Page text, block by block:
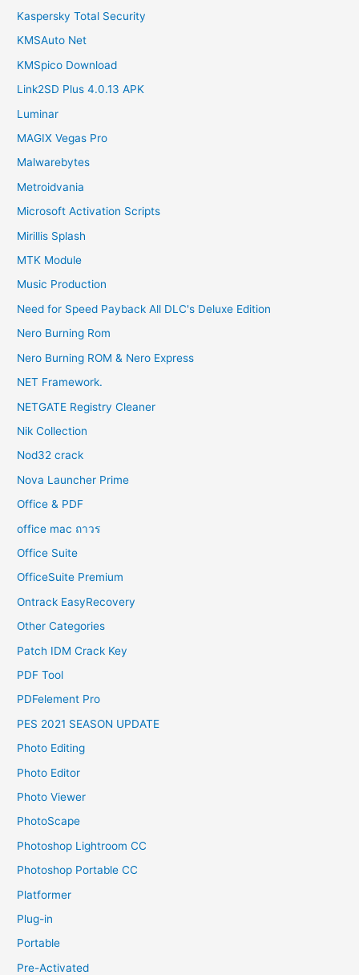
Kaspersky Total Security
KMSAuto Net
KMSpico Download
Link2SD Plus 4.0.13 APK
Luminar
MAGIX Vegas Pro
Malwarebytes
Metroidvania
Microsoft Activation Scripts
Mirillis Splash
MTK Module
Music Production
Need for Speed Payback All DLC's Deluxe Edition
Nero Burning Rom
Nero Burning ROM & Nero Express
NET Framework.
NETGATE Registry Cleaner
Nik Collection
Nod32 crack
Nova Launcher Prime
Office & PDF
office mac ถาวร
Office Suite
OfficeSuite Premium
Ontrack EasyRecovery
Other Categories
Patch IDM Crack Key
PDF Tool
PDFelement Pro
PES 2021 SEASON UPDATE
Photo Editing
Photo Editor
Photo Viewer
PhotoScape
Photoshop Lightroom CC
Photoshop Portable CC
Platformer
Plug-in
Portable
Pre-Activated